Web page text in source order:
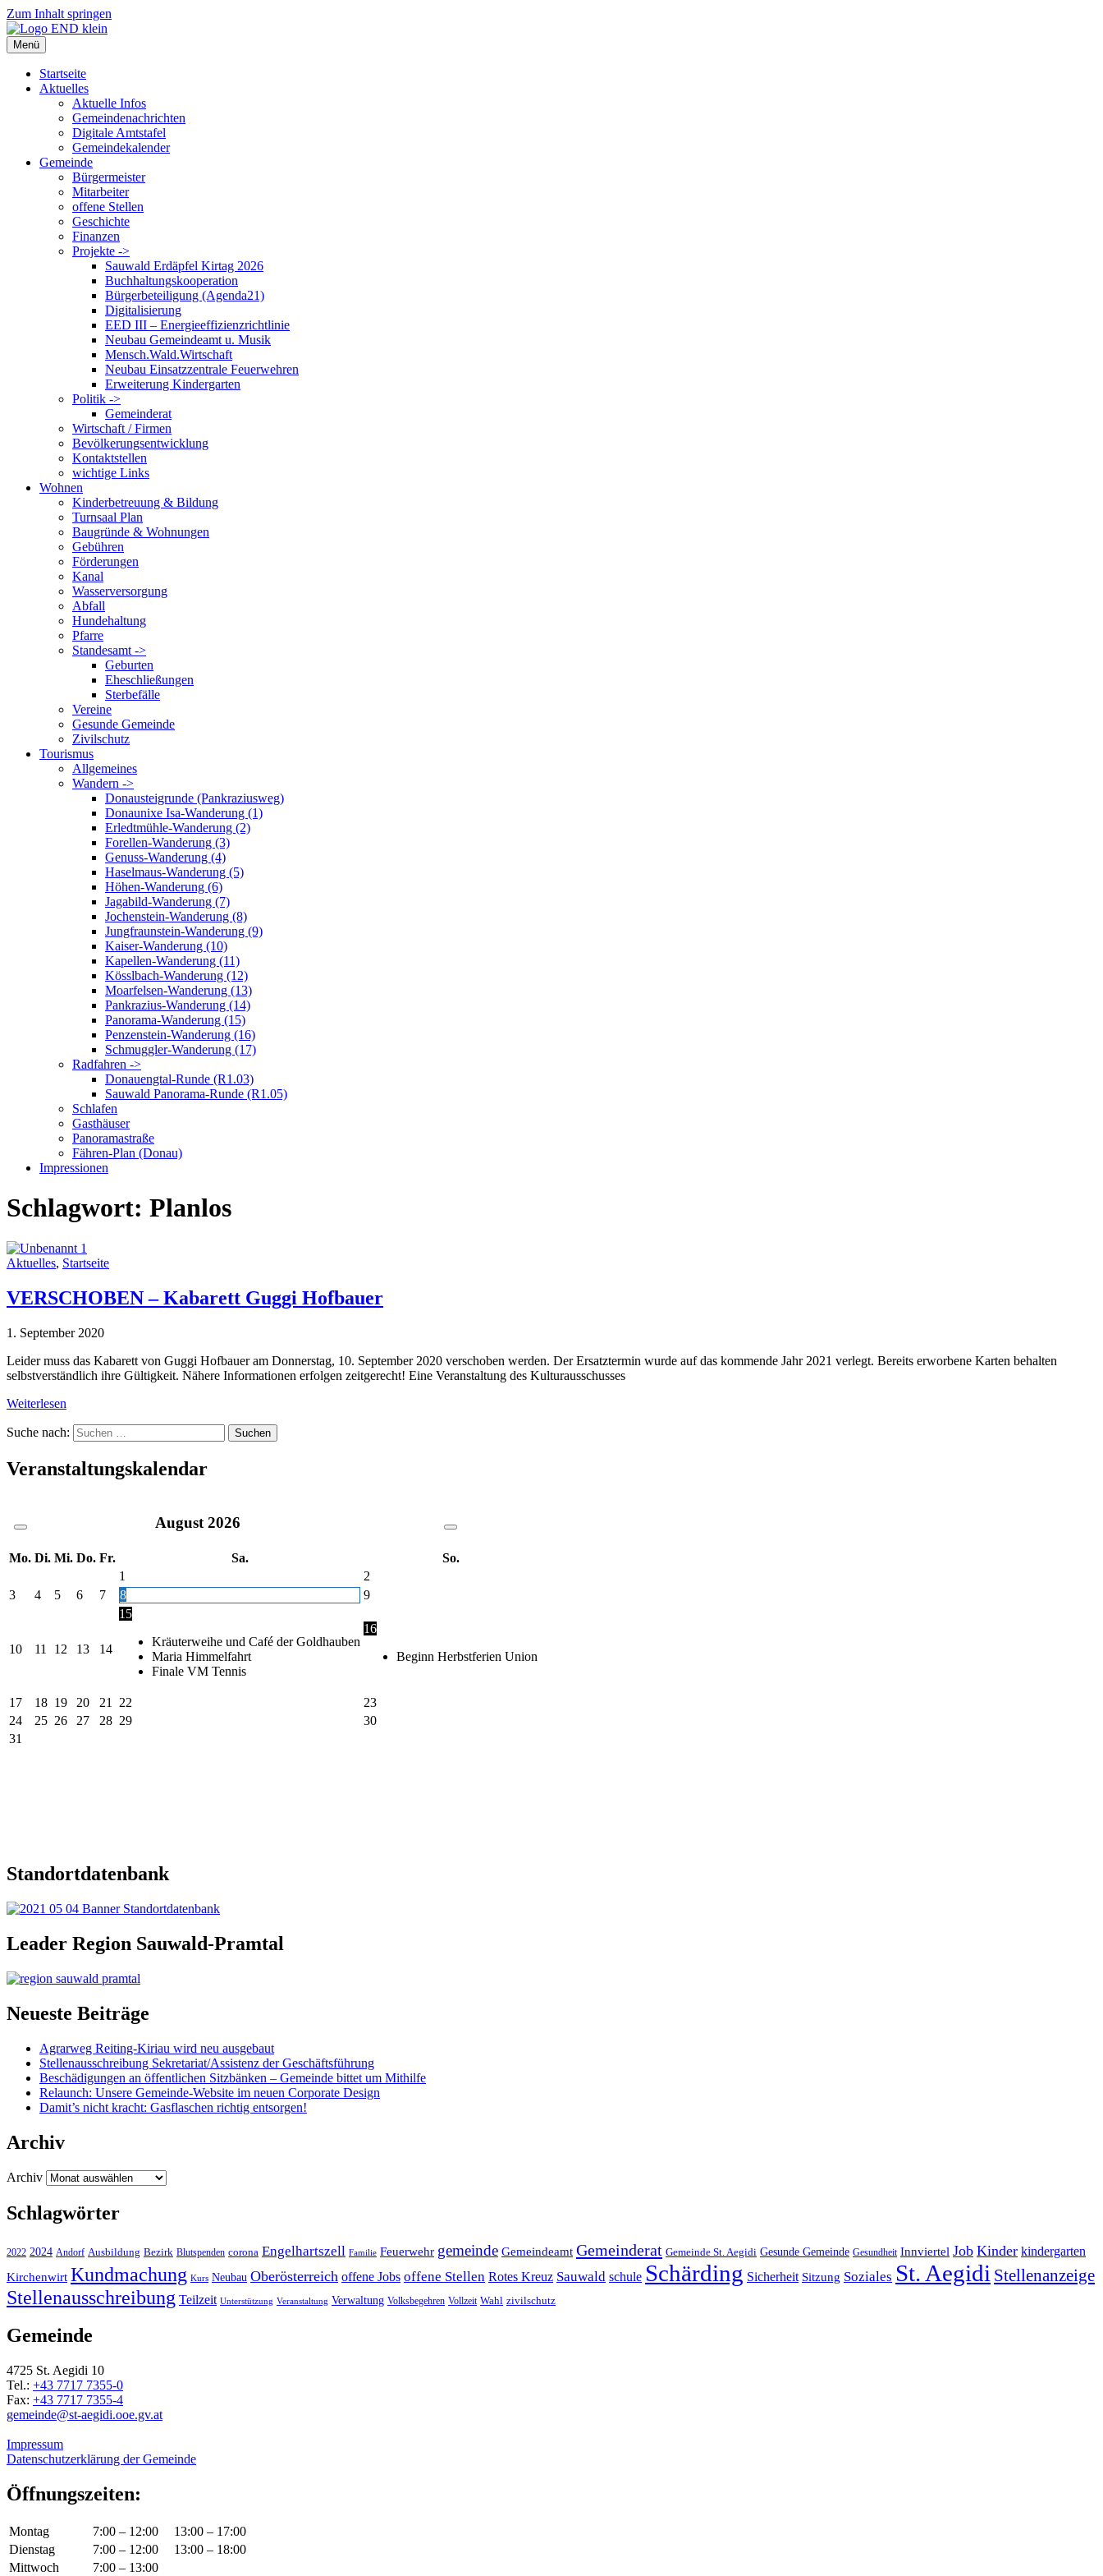
Zum Inhalt springen
Menü
Startseite
Aktuelles
Aktuelle Infos
Gemeindenachrichten
Digitale Amtstafel
Gemeindekalender
Gemeinde
Bürgermeister
Mitarbeiter
offene Stellen
Geschichte
Finanzen
Projekte ->
Sauwald Erdäpfel Kirtag 2026
Buchhaltungskooperation
Bürgerbeteiligung (Agenda21)
Digitalisierung
EED III – Energieeffizienzrichtlinie
Neubau Gemeindeamt u. Musik
Mensch.Wald.Wirtschaft
Neubau Einsatzzentrale Feuerwehren
Erweiterung Kindergarten
Politik ->
Gemeinderat
Wirtschaft / Firmen
Bevölkerungsentwicklung
Kontaktstellen
wichtige Links
Wohnen
Kinderbetreuung & Bildung
Turnsaal Plan
Baugründe & Wohnungen
Gebühren
Förderungen
Kanal
Wasserversorgung
Abfall
Hundehaltung
Pfarre
Standesamt ->
Geburten
Eheschließungen
Sterbefälle
Vereine
Gesunde Gemeinde
Zivilschutz
Tourismus
Allgemeines
Wandern ->
Donausteigrunde (Pankraziusweg)
Donaunixe Isa-Wanderung (1)
Erledtmühle-Wanderung (2)
Forellen-Wanderung (3)
Genuss-Wanderung (4)
Haselmaus-Wanderung (5)
Höhen-Wanderung (6)
Jagabild-Wanderung (7)
Jochenstein-Wanderung (8)
Jungfraunstein-Wanderung (9)
Kaiser-Wanderung (10)
Kapellen-Wanderung (11)
Kösslbach-Wanderung (12)
Moarfelsen-Wanderung (13)
Pankrazius-Wanderung (14)
Panorama-Wanderung (15)
Penzenstein-Wanderung (16)
Schmuggler-Wanderung (17)
Radfahren ->
Donauengtal-Runde (R1.03)
Sauwald Panorama-Runde (R1.05)
Schlafen
Gasthäuser
Panoramastraße
Fähren-Plan (Donau)
Impressionen
Schlagwort: Planlos
Aktuelles, Startseite
VERSCHOBEN – Kabarett Guggi Hofbauer
1. September 2020
Leider muss das Kabarett von Guggi Hofbauer am Donnerstag, 10. September 2020 verschoben werden. Der Ersatztermin wurde auf das kommende Jahr 2021 verlegt. Bereits erworbene Karten behalten
selbstverständlich ihre Gültigkeit. Nähere Informationen erfolgen zeitgerecht! Eine Veranstaltung des Kulturausschusses
Weiterlesen
Suche nach:
Veranstaltungskalendar
August 2026
Mo. Di. Mi. Do. Fr. Sa.
So.
1
2
3
4 5 6 7 8 9
10 11 12 13 14
15
Kräuterweihe und Café der Goldhauben
Maria Himmelfahrt
Finale VM Tennis
16
Beginn Herbstferien Union
17 18 19 20 21 22
23
24
25 26 27 28 29
30
31
Standortdatenbank
Leader Region Sauwald-Pramtal
Neueste Beiträge
Agrarweg Reiting-Kiriau wird neu ausgebaut
Stellenausschreibung Sekretariat/Assistenz der Geschäftsführung
Beschädigungen an öffentlichen Sitzbänken – Gemeinde bittet um Mithilfe
Relaunch: Unsere Gemeinde-Website im neuen Corporate Design
Damit’s nicht kracht: Gasflaschen richtig entsorgen!
Archiv
Archiv
Schlagwörter
2022 2024 Andorf Ausbildung Bezirk Blutspenden corona Engelhartszell Familie Feuerwehr gemeinde Gemeindeamt Gemeinderat Gemeinde St. Aegidi Gesunde Gemeinde Gesundheit Innviertel Job Kinder kindergarten
Kirchenwirt Kundmachung Kurs Neubau Oberösterreich offene Jobs offene Stellen Rotes Kreuz Sauwald schule Schärding Sicherheit Sitzung Soziales St. Aegidi Stellenanzeige
Stellenausschreibung Teilzeit Unterstützung Veranstaltung Verwaltung Volksbegehren Vollzeit Wahl zivilschutz
Gemeinde
4725 St. Aegidi 10
Tel.: +43 7717 7355-0
Fax: +43 7717 7355-4
gemeinde@st-aegidi.ooe.gv.at
Impressum
Datenschutzerklärung der Gemeinde
Öffnungszeiten:
Montag 7:00 – 12:00
13:00 – 17:00
Dienstag
7:00 – 12:00
13:00 – 18:00
Mittwoch
7:00 – 13:00